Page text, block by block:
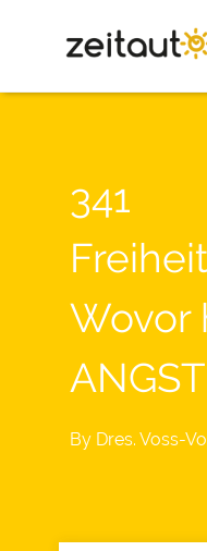
341
Wovor
By Dres. Voss-